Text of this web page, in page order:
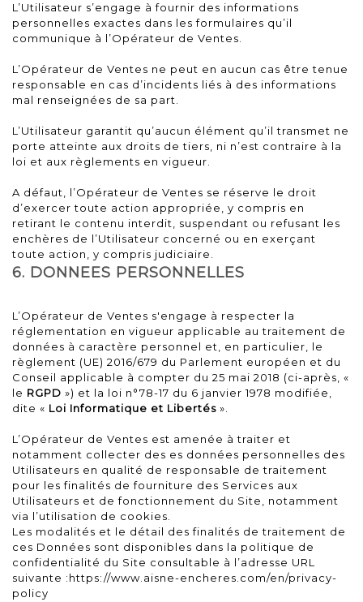
L’Utilisateur s’engage à fournir des informations
personnelles exactes dans les formulaires qu’il
communique à l’Opérateur de Ventes.
L’Opérateur de Ventes ne peut en aucun cas être tenue
responsable en cas d’incidents liés à des informations
mal renseignées de sa part.
L’Utilisateur garantit qu’aucun élément qu’il transmet ne
porte atteinte aux droits de tiers, ni n’est contraire à la
loi et aux règlements en vigueur.
A défaut, l’Opérateur de Ventes se réserve le droit
d’exercer toute action appropriée, y compris en
retirant le contenu interdit, suspendant ou refusant les
enchères de l’Utilisateur concerné ou en exerçant
toute action, y compris judiciaire.
6. DONNEES PERSONNELLES
L’Opérateur de Ventes s'engage à respecter la
réglementation en vigueur applicable au traitement de
données à caractère personnel et, en particulier, le
règlement (UE) 2016/679 du Parlement européen et du
Conseil applicable à compter du 25 mai 2018 (ci-après, «
le RGPD ») et la loi n°78-17 du 6 janvier 1978 modifiée,
dite « Loi Informatique et Libertés ».
L’Opérateur de Ventes est amenée à traiter et
notamment collecter des es données personnelles des
Utilisateurs en qualité de responsable de traitement
pour les finalités de fourniture des Services aux
Utilisateurs et de fonctionnement du Site, notamment
via l’utilisation de cookies.
Les modalités et le détail des finalités de traitement de
ces Données sont disponibles dans la politique de
confidentialité du Site consultable à l’adresse URL
suivante :https://www.aisne-encheres.com/en/privacy-
policy